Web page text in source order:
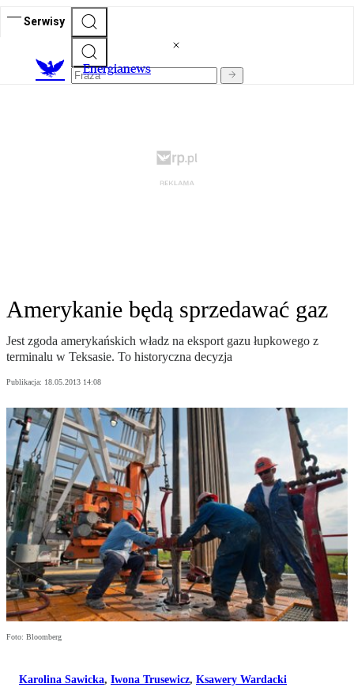
Serwisy
Energianews
Amerykanie będą sprzedawać gaz
Jest zgoda amerykańskich władz na eksport gazu łupkowego z
terminalu w Teksasie. To historyczna decyzja
Publikacja: 18.05.2013 14:08
Foto: Bloomberg
Karolina Sawicka, Iwona Trusewicz, Ksawery Wardacki